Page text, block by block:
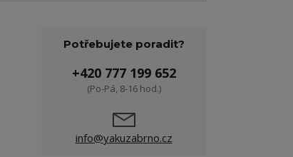
Potřebujete poradit?
+420 777 199 652
(Po-Pá, 8-16 hod.)
info@yakuzabrno.cz